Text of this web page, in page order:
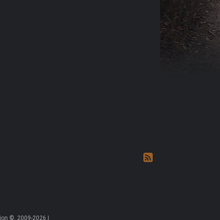
©, 2009-2026 |